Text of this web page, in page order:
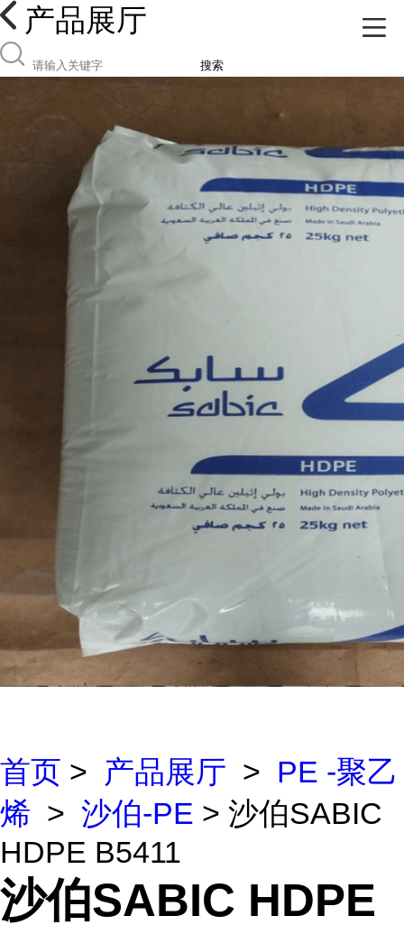
产品展厅
搜索
首页 > 产品展厅 > PE -聚乙
烯 > 沙伯-PE > 沙伯SABIC
HDPE B5411
沙伯SABIC HDPE